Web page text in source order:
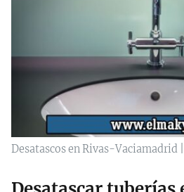
Desatascos en Rivas-Vaciamadrid